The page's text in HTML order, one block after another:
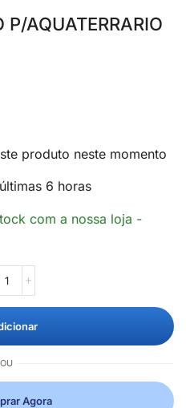
P/AQUATERRARIO
produto neste momento
6 horas
com a nossa loja -
OU
Agora